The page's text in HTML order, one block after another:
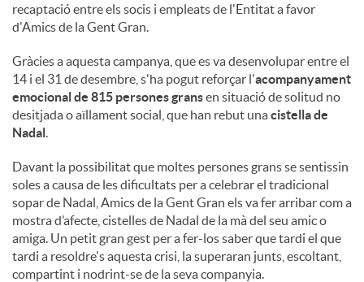
recaptació entre els socis i empleats de l'Entitat a favor
d'Amics de la Gent Gran.
Gràcies a aquesta campanya, que es va desenvolupar entre el
14 i el 31 de desembre, s'ha pogut reforçar l'acompanyament
emocional de 815 persones gransen situació de solitud no
desitjada o aïllament social, que han rebut unacistella de
Nadal.
Davant la possibilitat que moltes persones grans se sentissin
soles a causa de les dificultats per a celebrar el tradicional
sopar de Nadal, Amics de la Gent Gran els va fer arribar com a
mostra d’afecte, cistelles de Nadal de la mà del seu amic o
amiga. Un petit gran gest per a fer-los saber que tardi el que
tardi a resoldre's aquesta crisi, la superaran junts, escoltant,
compartint i nodrint-se de la seva companyia.